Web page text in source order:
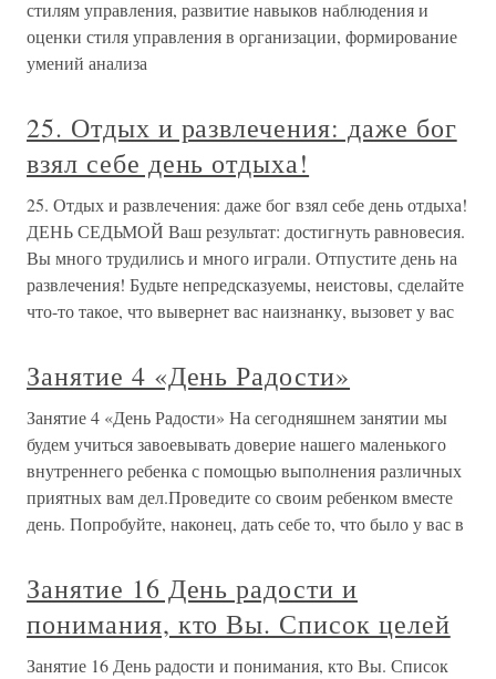
стилям управления, развитие навыков наблюдения и
оценки стиля управления в организации, формирование
умений анализа
25. Отдых и развлечения: даже бог
взял себе день отдыха!
25. Отдых и развлечения: даже бог взял себе день отдыха!
ДЕНЬ СЕДЬМОЙ Ваш результат: достигнуть равновесия.
Вы много трудились и много играли. Отпустите день на
развлечения! Будьте непредсказуемы, неистовы, сделайте
что-то такое, что вывернет вас наизнанку, вызовет у вас
Занятие 4 «День Радости»
Занятие 4 «День Радости» На сегодняшнем занятии мы
будем учиться завоевывать доверие нашего маленького
внутреннего ребенка с помощью выполнения различных
приятных вам дел.Проведите со своим ребенком вместе
день. Попробуйте, наконец, дать себе то, что было у вас в
Занятие 16 День радости и
понимания, кто Вы. Список целей
Занятие 16 День радости и понимания, кто Вы. Список